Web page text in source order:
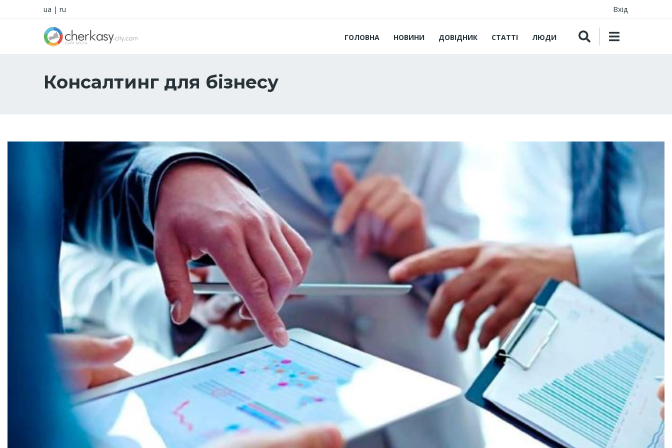
ua | ru Вхід
ГОЛОВНА НОВИНИ ДОВІДНИК СТАТТІ ЛЮДИ
Консалтинг для бізнесу